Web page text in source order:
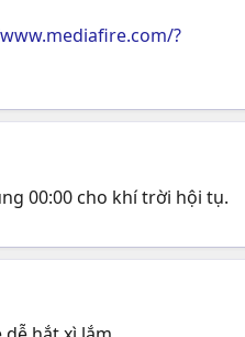
?
00:00 cho khí trời hội tụ.